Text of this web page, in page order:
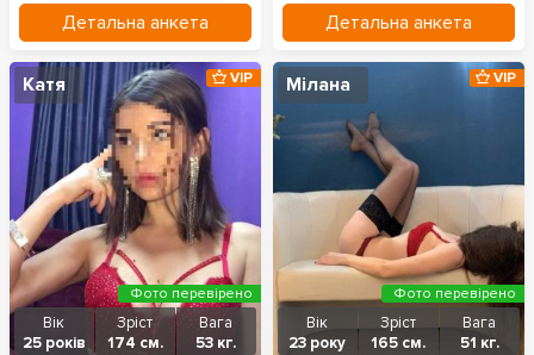
Детальна анкета Детальна анкета
Катя
Вік
25 років
Зріст
174 см.
Вага
53 кг.
VIP
Фото перевірено
Мілана
Вік
23 року
Зріст
165 см.
Вага
51 кг.
VIP
Фото перевірено